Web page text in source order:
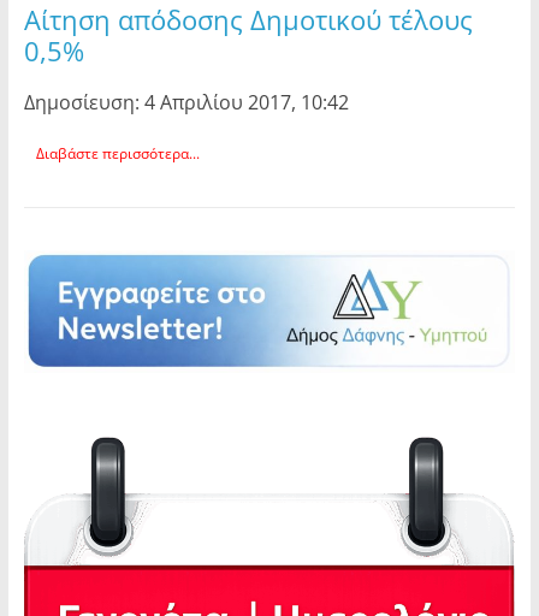
Αίτηση απόδοσης Δημοτικού τέλους
0,5%
Δημοσίευση: 4 Απριλίου 2017, 10:42
Διαβάστε περισσότερα...